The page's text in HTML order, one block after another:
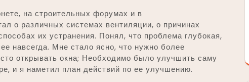
на строительных форумах и в
о различных системах вентиляции, о причинах
их устранения. Понял, что проблема глубокая,
навсегда. Мне стало ясно, что нужно более
открывать окна; Необходимо было улучшить саму
и я наметил план действий по ее улучшению.